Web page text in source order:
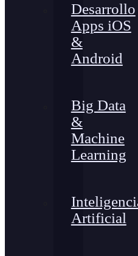
Desarrollo
Apps iOS
&
Android
Big Data
&
Machine
Learning
Artificial